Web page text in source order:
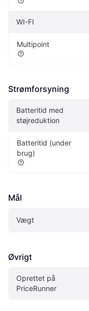
WI-FI
Multipoint
Strømforsyning
Batteritid med
støjreduktion
Batteritid (under
brug)
Mål
Vægt
Øvrigt
Oprettet på
PriceRunner